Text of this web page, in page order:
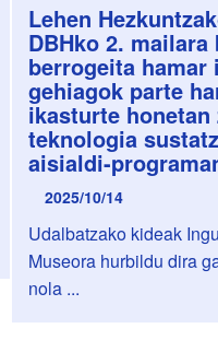
Lehen
DBHko 2.
berrogeita hamar
gehiagok parte
ikasturte honetan
teknologia
aisialdi-
2025/10/14
Udalbatzako kideak
Museora hurbildu dira
nola ...